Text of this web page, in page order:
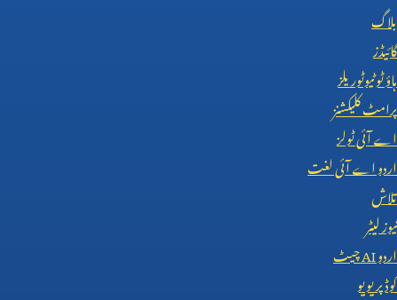
بلاگ
گائیڈز
ہاؤ ٹو ٹیوٹوریلز
پرامٹ کلیکشنز
اے آئی ٹولز
اردو اے آئی لغت
تلاش
نیوز لیٹر
اردوAIچیٹ
کوڈ پریویو